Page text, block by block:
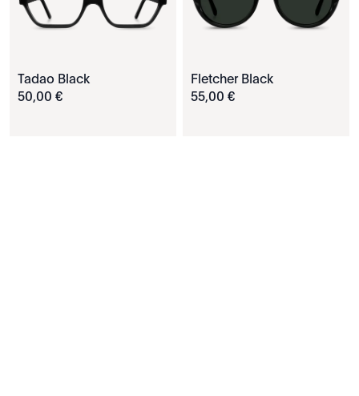
Tadao Black
50,00 €
Fletcher Black
55,00 €